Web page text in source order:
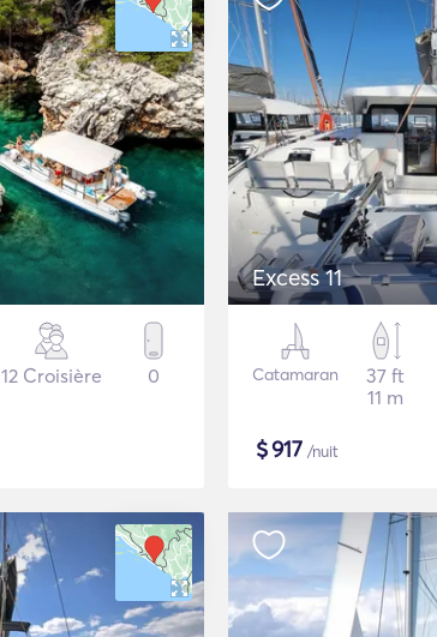
12 Croisière 0
Excess 11
Catamaran
37 ft
11 m
$917 /nuit